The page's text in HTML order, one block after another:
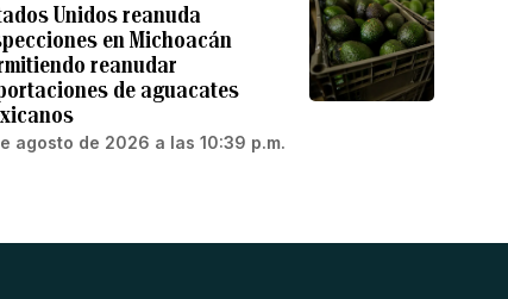
Unidos reanuda
en Michoacán
reanudar
de aguacates
agosto de 2026 a las 10:39 p.m.